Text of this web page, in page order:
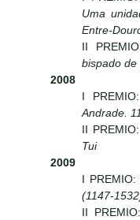
Uma
Entre-
II
bispado de
2008
I
Andrade.
II
Tui
2009
I
(1147-
II